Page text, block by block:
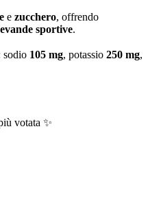
e zucchero, offrendo
sportive.
sodio 105 mg, potassio 250 mg,
votata ✨